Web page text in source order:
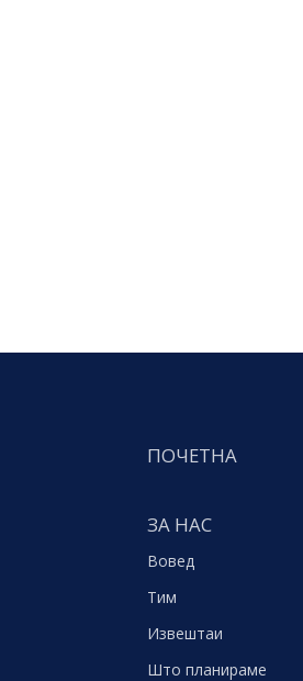
ПОЧЕТНА
ЗА НАС
Вовед
Тим
Извештаи
Што планираме